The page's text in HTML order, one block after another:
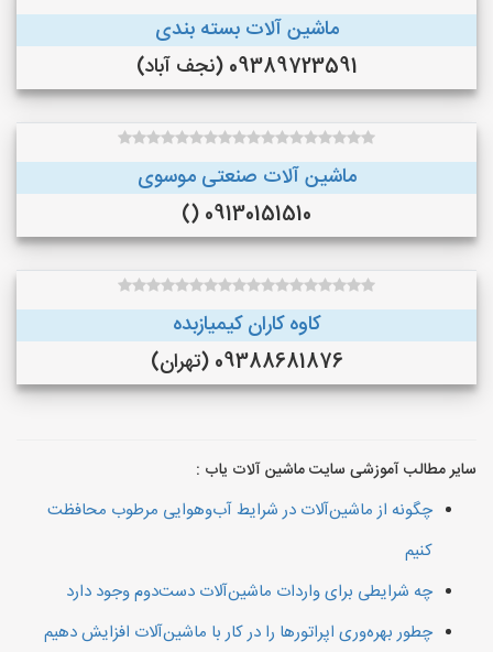
ماشین آلات بسته بندی
09389723591 (نجف‌ آباد)
ماشین آلات صنعتی موسوی
09130151510 ()
کاوه کاران کیمیازبده
09388681876 (تهران)
سایر مطالب آموزشی سایت ماشین آلات یاب :
چگونه از ماشین‌آلات در شرایط آب‌وهوایی مرطوب محافظت
کنیم
چه شرایطی برای واردات ماشین‌آلات دست‌دوم وجود دارد
چطور بهره‌وری اپراتورها را در کار با ماشین‌آلات افزایش دهیم